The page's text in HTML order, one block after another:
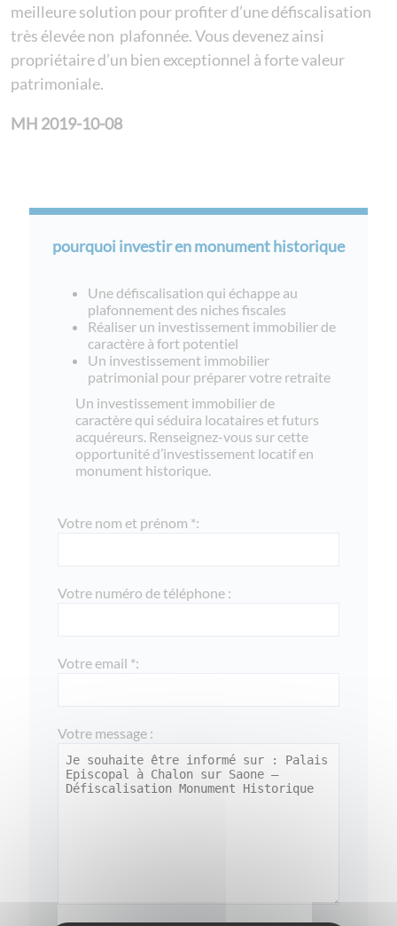
meilleure solution pour profiter d’une défiscalisation
très élevée non plafonnée. Vous devenez ainsi
propriétaire d’un bien exceptionnel à forte valeur
patrimoniale.
MH 2019-10-08
pourquoi investir en monument historique
Une défiscalisation qui échappe au
plafonnement des niches fiscales
Réaliser un investissement immobilier de
caractère à fort potentiel
Un investissement immobilier
patrimonial pour préparer votre retraite
Un investissement immobilier de
caractère qui séduira locataires et futurs
acquéreurs. Renseignez-vous sur cette
opportunité d’investissement locatif en
monument historique.
Votre nom et prénom *:
Votre numéro de téléphone :
Votre email *:
Votre message :